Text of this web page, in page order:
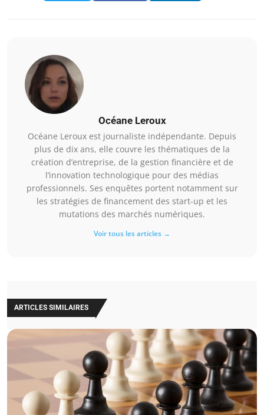
Océane Leroux
Océane Leroux est journaliste indépendante. Depuis
plus de dix ans, elle couvre les thématiques de la
création d’entreprise, de la gestion financière et de
l’innovation technologique pour des médias
professionnels. Ses enquêtes portent notamment sur
les stratégies de financement des start-up et les
mutations des marchés numériques.
Voir tous les articles →
ARTICLES SIMILAIRES